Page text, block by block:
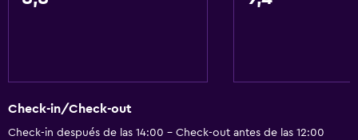
Check-in/Check-out
Check-in después de las 14:00 - Check-out antes de las 12:00